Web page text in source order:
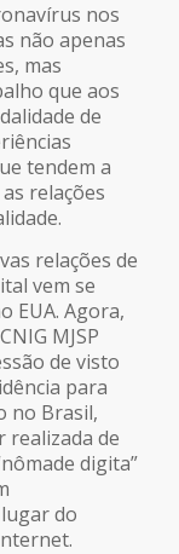
nos
não apenas
mas
que aos
de
tendem a
relações
relações de
vem se
EUA. Agora,
MJSP
de visto
para
no Brasil,
realizada de
digita”
do